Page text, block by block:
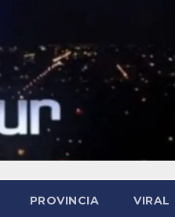
PROVINCIA VIRAL